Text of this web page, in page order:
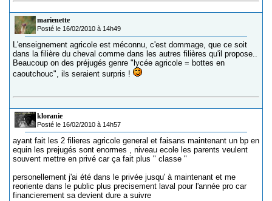
marienette
Posté le 16/02/2010 à 14h49
L'enseignement agricole est méconnu, c'est dommage, que ce soit
dans la filière du cheval comme dans les autres filières qu'il propose..
Beaucoup on des préjugés genre "lycée agricole = bottes en
caoutchouc", ils seraient surpris !
kloranie
Posté le 16/02/2010 à 14h57
ayant fait les 2 filieres agricole general et faisans maintenant un bp en
equin les prejugés sont enormes , niveau ecole les parents veulent
souvent mettre en privé car ça fait plus " classe "
personellement j'ai été dans le privée jusqu' à maintenant et me
reoriente dans le public plus precisement laval pour l'année pro car
financierement sa devient dure a suivre